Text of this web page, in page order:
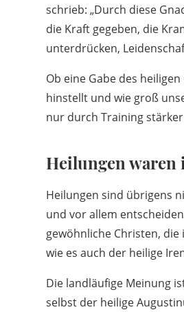
schrieb: „Durch diese
die Kraft gegeben, die
unterdrücken,
Ob eine Gabe des
hinstellt und wie groß
nur durch Training
Heilungen
Heilungen sind übrigens
und vor allem
gewöhnliche Christen, die
wie es auch der heilige
Die landläufige Meinung
selbst der heilige